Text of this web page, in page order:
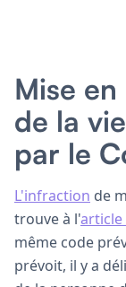
Mise
de la
par le
L'infraction de
trouve à l'article
même code
prévoit, il y a